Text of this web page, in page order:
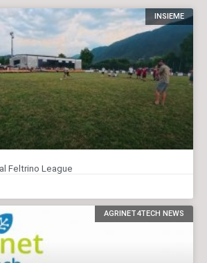
INSIEME
Feltrino League
AGRINET4TECH NEWS